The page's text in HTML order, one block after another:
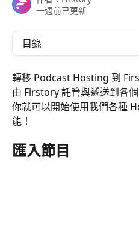
一週前已更新
目錄
轉移 Podcast Hosting 到
由 Firstory 託管與遞送到各
你就可以開始使用我們各種
能！
匯入節目